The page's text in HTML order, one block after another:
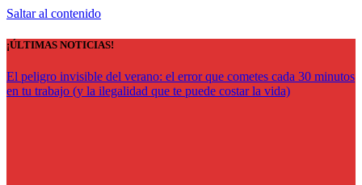
Saltar al contenido
¡ÚLTIMAS NOTICIAS!
El peligro invisible del verano: el error que cometes cada 30 minutos
en tu trabajo (y la ilegalidad que te puede costar la vida)